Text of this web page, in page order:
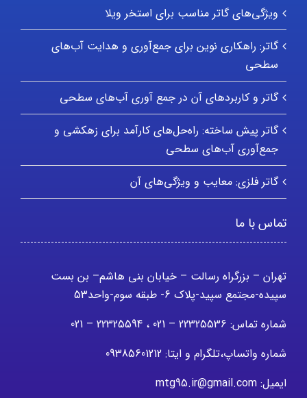
ویژگی‌های گاتر مناسب برای استخر ویلا
گاتر: راهکاری نوین برای جمع‌آوری و هدایت آب‌های
سطحی
گاتر و کاربردهای آن در جمع آوری آب‌های سطحی
گاتر پیش ساخته: راه‌حل‌های کارآمد برای زهکشی و
جمع‌آوری آب‌های سطحی
گاتر فلزی: معایب و ویژگی‌های آن
تماس با ما
تهران – بزرگراه رسالت – خیابان بنی هاشم– بن بست
سپیده-مجتمع سپید-پلاک 6- طبقه سوم-واحد53
شماره تماس: 22325536 – 021 ، 22325594 – 021
شماره واتساپ،تلگرام و ایتا: 09385601212
ایمیل: mtg95.ir@gmail.com